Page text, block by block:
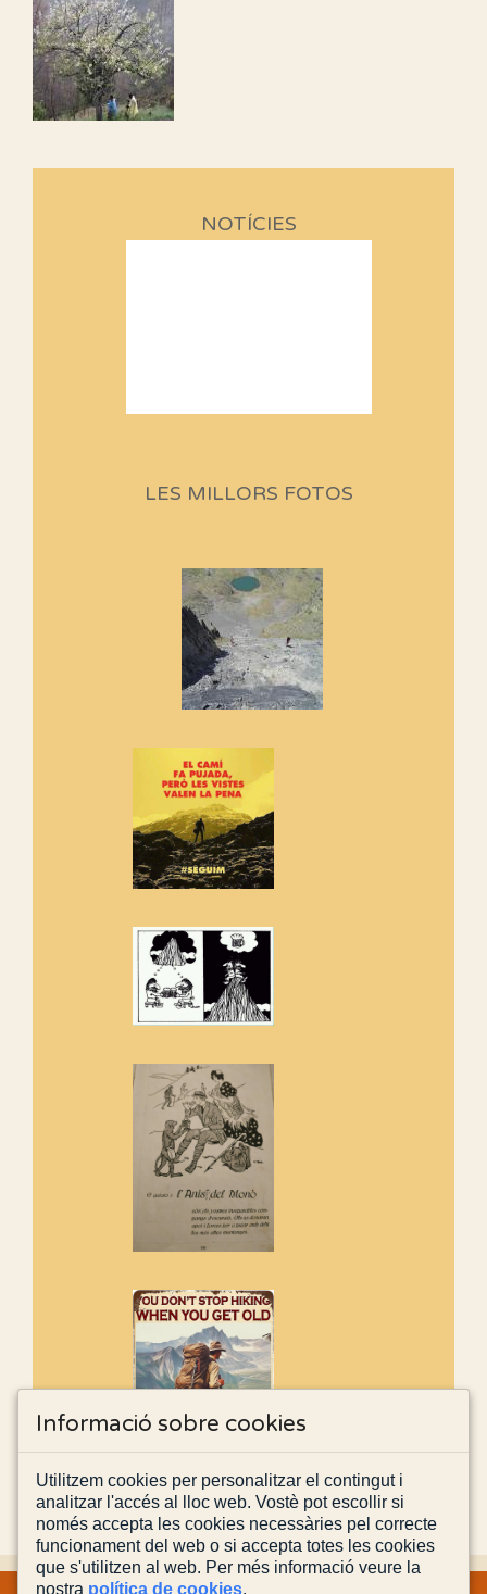
NOTÍCIES
programació d'aquest any
Si no podem caminar, alguna
cosa hem de fer...
Els Centpeus signen el
Manifest a favor dels Camins
adhereix-te al manifest!
Rebem un diploma dels
Amics de Sant Aniol d'Aguja
Els Centpeus estem implicats
de l'entorn de Sant Aniol
LES MILLORS FOTOS
Informació sobre cookies
Utilitzem cookies per personalitzar el contingut i
analitzar l'accés al lloc web. Vostè pot escollir si
només accepta les cookies necessàries pel correcte
funcionament del web o si accepta totes les cookies
que s'utilitzen al web. Per més informació veure la
nostra política de cookies.